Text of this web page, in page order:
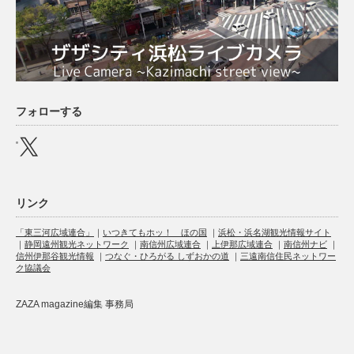
フォローする
X
リンク
「東三河広域連合」 ｜ いつきてもホッ！ ほの国 ｜ 浜松・浜名湖観光情報サイト
｜ 静岡遠州観光ネットワーク ｜ 南信州広域連合 ｜ 上伊那広域連合 ｜ 南信州ナビ ｜
信州伊那谷観光情報 ｜ つなぐ・ひろがる しずおかの道 ｜ 三遠南信住民ネットワー
ク協議会
ZAZA magazine編集 事務局